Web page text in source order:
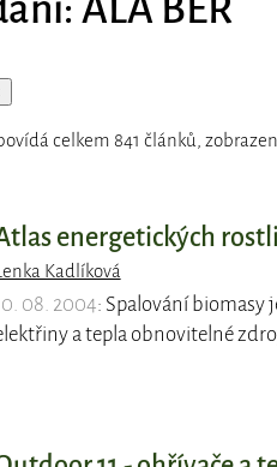
ALA BER
celkem 841 článků,
energetických
Lenka Kadlíková
08. 2004: Spalování biomasy
a tepla obnovitelné